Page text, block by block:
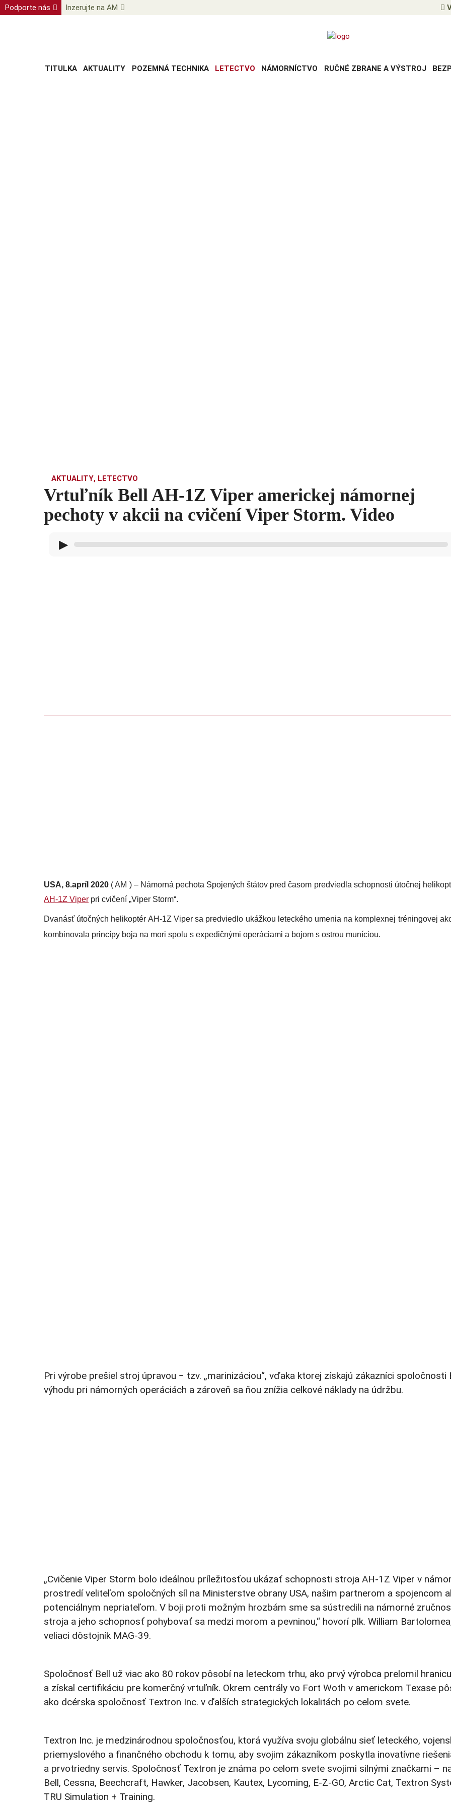
Podporte nás Inzerujte na AM
TITULKA AKTUALITY POZEMNÁ TECHNIKA LETECTVO NÁMORNÍCTVO RUČNÉ ZBRANE A VÝSTROJ
AKTUALITY, LETECTVO
Vrtuľník Bell AH-1Z Viper americkej námornej
pechoty v akcii na cvičení Viper Storm. Video
▶
USA, 8.apríl 2020 ( AM ) – Námorná pechota Spojených štátov pred časom predviedla schopnosti útočnej
AH-1Z Viper pri cvičení „Viper Storm“.
Dvanásť útočných helikoptér AH-1Z Viper sa predviedlo ukážkou leteckého umenia na komplexnej tréningovej
kombinovala princípy boja na mori spolu s expedičnými operáciami a bojom s ostrou muníciou.
Pri výrobe prešiel stroj úpravou − tzv. „marinizáciou“, vďaka ktorej získajú zákazníci spoločnosti
výhodu pri námorných operáciách a zároveň sa ňou znížia celkové náklady na údržbu.
„Cvičenie Viper Storm bolo ideálnou príležitosťou ukázať schopnosti stroja AH-1Z Viper v
prostredí veliteľom spoločných síl na Ministerstve obrany USA, našim partnerom a spojencom
potenciálnym nepriateľom. V boji proti možným hrozbám sme sa sústredili na námorné
stroja a jeho schopnosť pohybovať sa medzi morom a pevninou,“ hovorí plk. William
veliaci dôstojník MAG-39.
Spoločnosť Bell už viac ako 80 rokov pôsobí na leteckom trhu, ako prvý výrobca prelomil
a získal certifikáciu pre komerčný vrtuľník. Okrem centrály vo Fort Woth v americkom Texase
ako dcérska spoločnosť Textron Inc. v ďalších strategických lokalitách po celom svete.
Textron Inc. je medzinárodnou spoločnosťou, ktorá využíva svoju globálnu sieť leteckého,
priemyslového a finančného obchodu k tomu, aby svojim zákazníkom poskytla inovatívne
a prvotriedny servis. Spoločnosť Textron je známa po celom svete svojimi silnými značkami –
Bell, Cessna, Beechcraft, Hawker, Jacobsen, Kautex, Lycoming, E-Z-GO, Arctic Cat, Textron
TRU Simulation + Training.